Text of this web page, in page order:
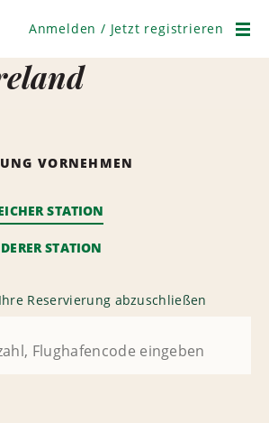
Anmelden / Jetzt registrieren
VORNEHMEN
STATION
STATION
Reservierung abzuschließen